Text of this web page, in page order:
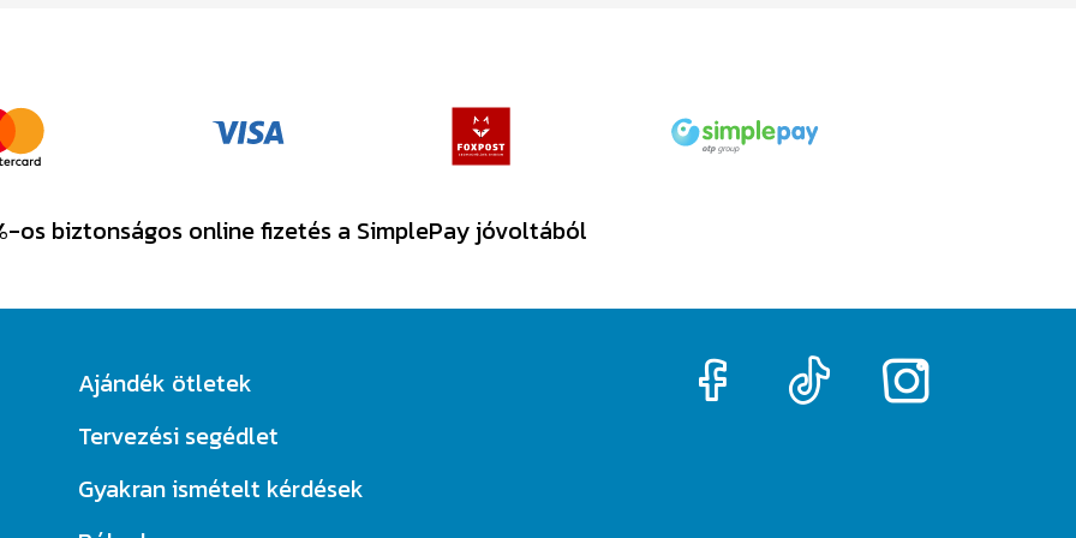
os biztonságos online fizetés a SimplePay jóvoltából
Ajándék ötletek
Tervezési segédlet
Gyakran ismételt kérdések